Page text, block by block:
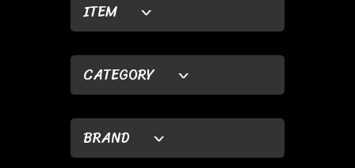
ITEM
CATEGORY
BRAND